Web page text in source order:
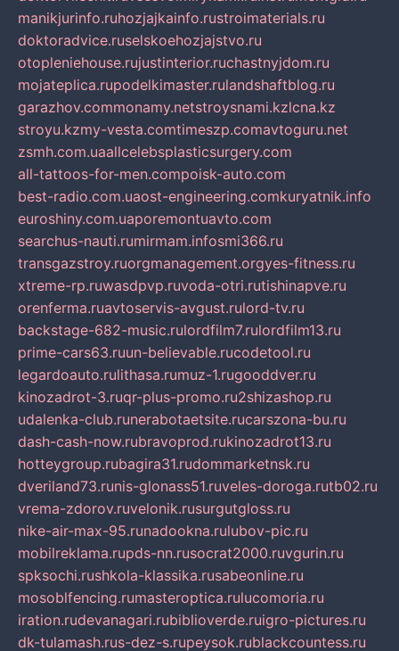
manikjurinfo.ruhozjajkainfo.rustroimaterials.ru
doktoradvice.ruselskoehozjajstvo.ru
otopleniehouse.rujustinterior.ruchastnyjdom.ru
mojateplica.rupodelkimaster.rulandshaftblog.ru
garazhov.commonamy.netstroysnami.kzlcna.kz
stroyu.kzmy-vesta.comtimeszp.comavtoguru.net
zsmh.com.uaallcelebsplasticsurgery.com
all-tattoos-for-men.compoisk-auto.com
best-radio.com.uaost-engineering.comkuryatnik.info
euroshiny.com.uaporemontuavto.com
searchus-nauti.rumirmam.infosmi366.ru
transgazstroy.ruorgmanagement.orgyes-fitness.ru
xtreme-rp.ruwasdpvp.ruvoda-otri.rutishinapve.ru
orenferma.ruavtoservis-avgust.rulord-tv.ru
backstage-682-music.rulordfilm7.rulordfilm13.ru
prime-cars63.ruun-believable.rucodetool.ru
legardoauto.rulithasa.rumuz-1.rugooddver.ru
kinozadrot-3.ruqr-plus-promo.ru2shizashop.ru
udalenka-club.runerabotaetsite.rucarszona-bu.ru
dash-cash-now.rubravoprod.rukinozadrot13.ru
hotteygroup.rubagira31.rudommarketnsk.ru
dveriland73.runis-glonass51.ruveles-doroga.rutb02.ru
vrema-zdorov.ruvelonik.rusurgutgloss.ru
nike-air-max-95.runadookna.rulubov-pic.ru
mobilreklama.rupds-nn.rusocrat2000.ruvgurin.ru
spksochi.rushkola-klassika.rusabeonline.ru
mosoblfencing.rumasteroptica.rulucomoria.ru
iration.rudevanagari.rubiblioverde.ruigro-pictures.ru
dk-tulamash.rus-dez-s.rupeysok.rublackcountess.ru